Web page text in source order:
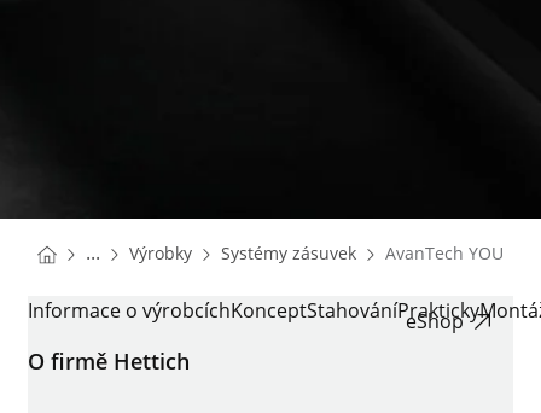
You are here:
Homepage
... VýrobkyHomepage
Systémy zásuvekHomepage
AvanTech YOU
AVANTECH YOU
Informace o výrobcíchKonceptStahováníPrakticky
eShop
O firmě Hettich